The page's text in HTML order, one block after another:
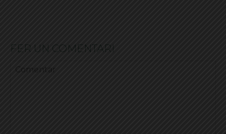
FER UN COMENTARI